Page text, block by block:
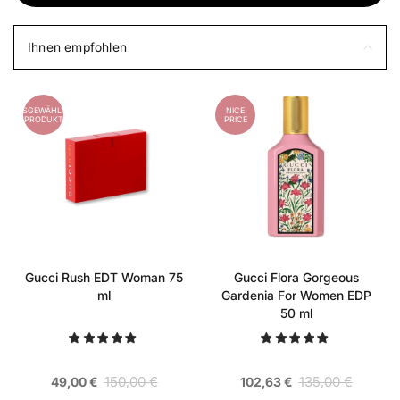
Ihnen empfohlen
AUSGEWÄHLTES
PRODUKT
Gucci Rush EDT Woman 75
ml
49,00 € 150,00 €
NICE
PRICE
Gucci Flora Gorgeous
Gardenia For Women EDP
50 ml
102,63 € 135,00 €